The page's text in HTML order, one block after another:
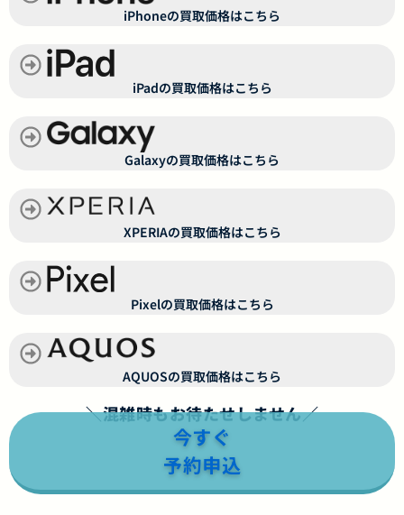
iPhoneの買取価格はこちら
iPadの買取価格はこちら
Galaxyの買取価格はこちら
XPERIAの買取価格はこちら
Pixelの買取価格はこちら
AQUOSの買取価格はこちら
＼混雑時もお待たせしません／
今すぐ
予約申込